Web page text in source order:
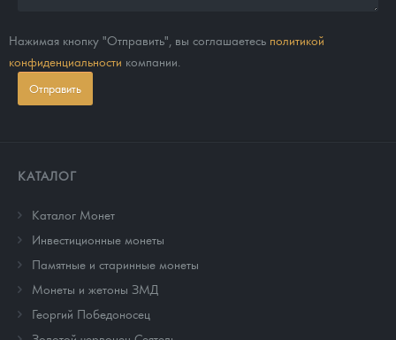
Нажимая кнопку "Отправить", вы соглашаетесь политикой
конфиденциальности компании.
Отправить
КАТАЛОГ
Каталог Монет
Инвестиционные монеты
Памятные и старинные монеты
Монеты и жетоны ЗМД
Георгий Победоносец